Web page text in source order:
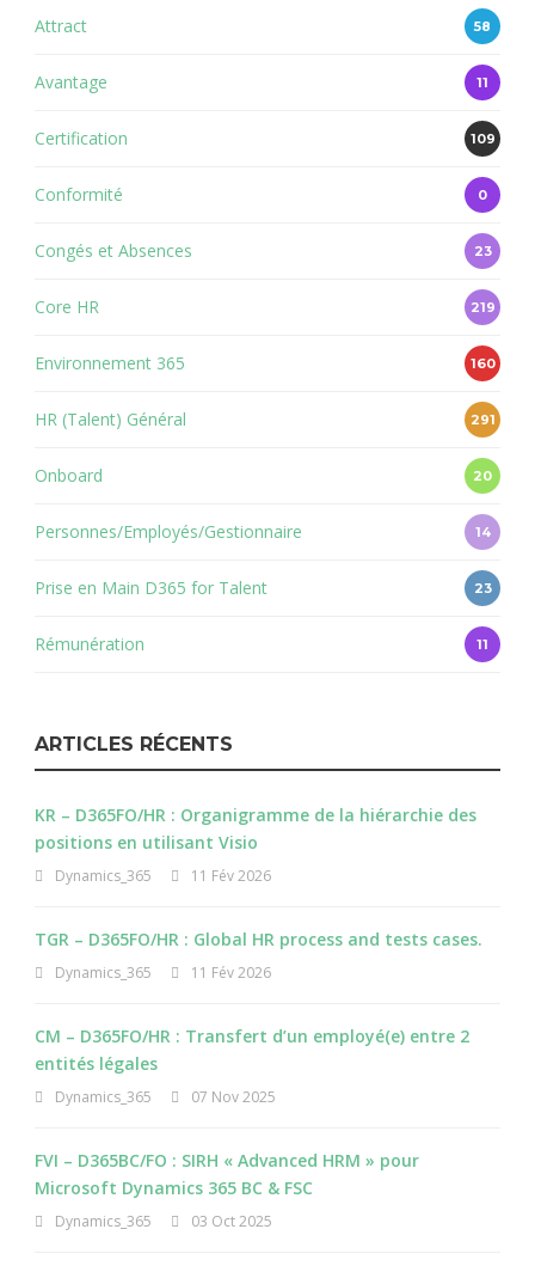
Attract 58
Avantage 11
Certification 109
Conformité 0
Congés et Absences 23
Core HR 219
Environnement 365 160
HR (Talent) Général 291
Onboard 20
Personnes/Employés/Gestionnaire 14
Prise en Main D365 for Talent 23
Rémunération 11
ARTICLES RÉCENTS
KR – D365FO/HR : Organigramme de la hiérarchie des
positions en utilisant Visio
Dynamics_365 11 Fév 2026
TGR – D365FO/HR : Global HR process and tests cases.
Dynamics_365 11 Fév 2026
CM – D365FO/HR : Transfert d’un employé(e) entre 2
entités légales
Dynamics_365 07 Nov 2025
FVI – D365BC/FO : SIRH « Advanced HRM » pour
Microsoft Dynamics 365 BC & FSC
Dynamics_365 03 Oct 2025